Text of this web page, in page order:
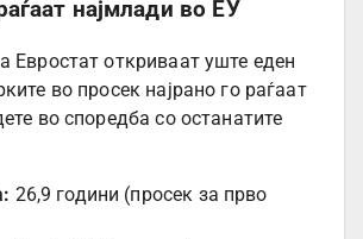
најмлади во ЕУ
Евростат откриваат уште еден
во просек најрано го раѓаат
во споредба со останатите
26,9 години (просек за прво